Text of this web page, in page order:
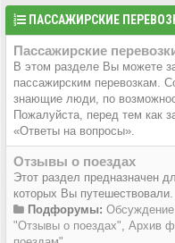
ПАССАЖИРСКИЕ
Пассажирские
В этом разделе Вы можете
пассажирским перевозкам.
знающие люди, по
Пожалуйста, перед тем как
«Ответы на вопросы».
Отзывы о поездах
Этот раздел предназначен
которых Вы путешествовали.
Подфорумы:
"Отзывы о поездах" Архив